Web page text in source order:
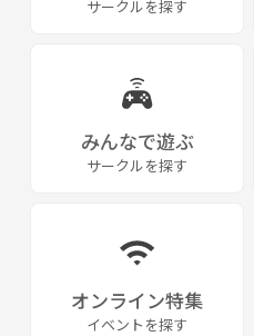
バレー🏐バスケ🏀テニス🎾フット
サークルを探す
みんなで遊ぶ
サークルを探す
オンライン特集
イベントを探す